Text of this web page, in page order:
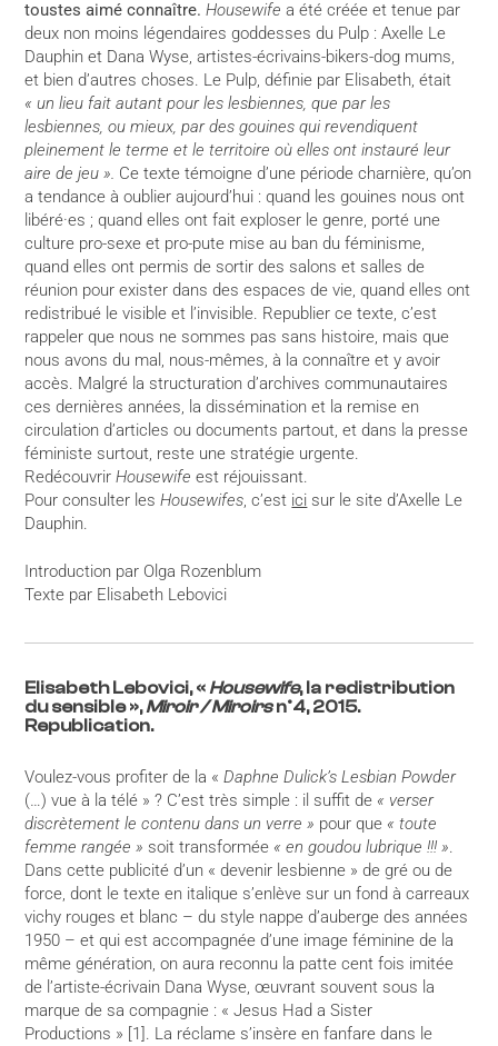
toustes aimé connaître.Housewife a été créée et tenue par
deux non moins légendaires goddesses du Pulp : Axelle Le
Dauphin et Dana Wyse, artistes-écrivains-bikers-dog mums,
et bien d’autres choses. Le Pulp, définie par Elisabeth, était
« un lieu fait autant pour les lesbiennes, que par les
lesbiennes, ou mieux, par des gouines qui revendiquent
pleinement le terme et le territoire où elles ont instauré leur
aire de jeu ». Ce texte témoigne d’une période charnière, qu’on
a tendance à oublier aujourd’hui : quand les gouines nous ont
libéré·es ; quand elles ont fait exploser le genre, porté une
culture pro-sexe et pro-pute mise au ban du féminisme,
quand elles ont permis de sortir des salons et salles de
réunion pour exister dans des espaces de vie, quand elles ont
redistribué le visible et l’invisible. Republier ce texte, c’est
rappeler que nous ne sommes pas sans histoire, mais que
nous avons du mal, nous-mêmes, à la connaître et y avoir
accès. Malgré la structuration d’archives communautaires
ces dernières années, la dissémination et la remise en
circulation d’articles ou documents partout, et dans la presse
féministe surtout, reste une stratégie urgente.
RedécouvrirHousewife est réjouissant.
Pour consulter lesHousewifes, c’est ici sur le site d’Axelle Le
Dauphin.
Introduction par Olga Rozenblum
Texte par Elisabeth Lebovici
Elisabeth Lebovici, «Housewife, la redistribution
du sensible »,Miroir / Miroirsn°4, 2015.
Republication.
Voulez-vous profiter de la «Daphne Dulick’s Lesbian Powder
(…) vue à la télé » ? C’est très simple : il suffit de « verser
discrètement le contenu dans un verre » pour que « toute
femme rangée » soit transformée « en goudou lubrique !!! ».
Dans cette publicité d’un « devenir lesbienne » de gré ou de
force, dont le texte en italique s’enlève sur un fond à carreaux
vichy rouges et blanc – du style nappe d’auberge des années
1950 – et qui est accompagnée d’une image féminine de la
même génération, on aura reconnu la patte cent fois imitée
de l’artiste-écrivain Dana Wyse, œuvrant souvent sous la
marque de sa compagnie : « Jesus Had a Sister
Productions » [1]. La réclame s’insère en fanfare dans le